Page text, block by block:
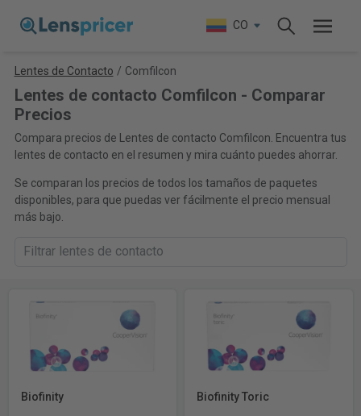
CO
Lentes de Contacto / Comfilcon
Lentes de contacto Comfilcon - Comparar
Precios
Compara precios de Lentes de contacto Comfilcon. Encuentra tus
lentes de contacto en el resumen y mira cuánto puedes ahorrar.
Se comparan los precios de todos los tamaños de paquetes
disponibles, para que puedas ver fácilmente el precio mensual
más bajo.
Biofinity Biofinity Toric